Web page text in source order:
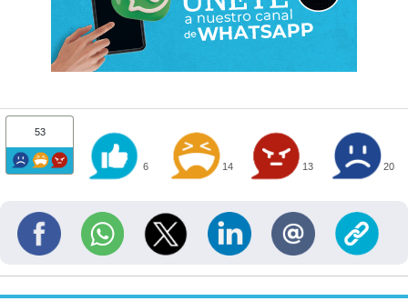
53
6 14 13 20